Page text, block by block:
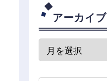
アーカイブ